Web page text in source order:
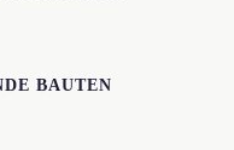
BAUTEN